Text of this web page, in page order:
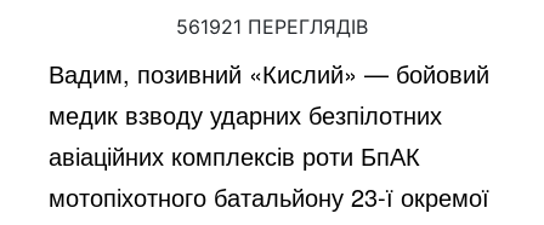
y
V
i
561921 ПЕРЕГЛЯДІВ
Вадим, позивний «Кислий» — бойовий
медик взводу ударних безпілотних
авіаційних комплексів роти БпАК
мотопіхотного батальйону 23-ї окремої